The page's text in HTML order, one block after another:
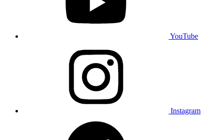
YouTube
Instagram